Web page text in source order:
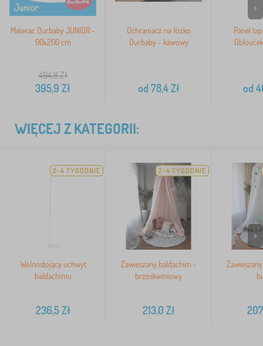
Materac Ourbaby JUNIOR -
90x200 cm
494,8Zł
395,9 Zł
Ochraniacz na łóżko
Ourbaby - kawowy
od 78,4Zł
Panel
od
>
WIĘCEJ Z KATEGORII:
2-4 TYGODNIE
Wolnostojący uchwyt
baldachimu
236,5Zł
2-4 TYGODNIE
Zawieszany baldachim -
brzoskwiniowy
213,0 Zł
>